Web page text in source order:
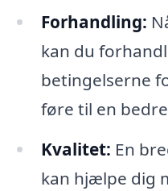
Forhandling:
kan du
betingelserne
føre til en
Kvalitet: En
kan hjælpe dig